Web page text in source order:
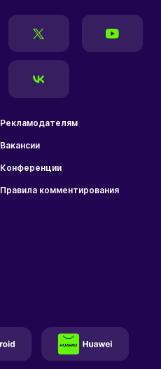
Рекламодателям
Вакансии
Конференции
Правила комментирования